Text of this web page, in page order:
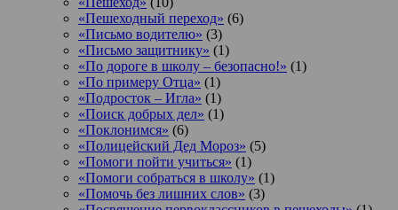
«Пешеходный переход» (6)
«Письмо водителю» (3)
«Письмо защитнику» (1)
«По дороге в школу – безопасно!» (1)
«По примеру Отца» (1)
«Подросток ‒ Игла» (1)
«Поиск добрых дел» (1)
«Поклонимся» (6)
«Полицейский Дед Мороз» (5)
«Помоги пойти учиться» (1)
«Помоги собраться в школу» (1)
«Помочь без лишних слов» (3)